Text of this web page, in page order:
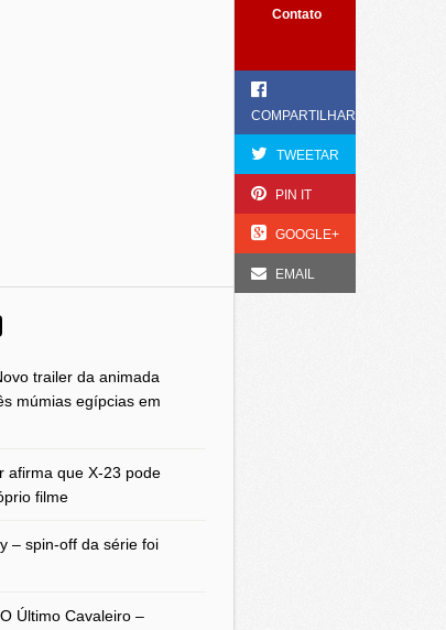
Contato
COMPARTILHAR
TWEETAR
PIN IT
GOOGLE+
EMAIL
trailer da animada
múmias egípcias em
afirma que X-23 pode
filme
– spin-off da série foi
Último Cavaleiro –